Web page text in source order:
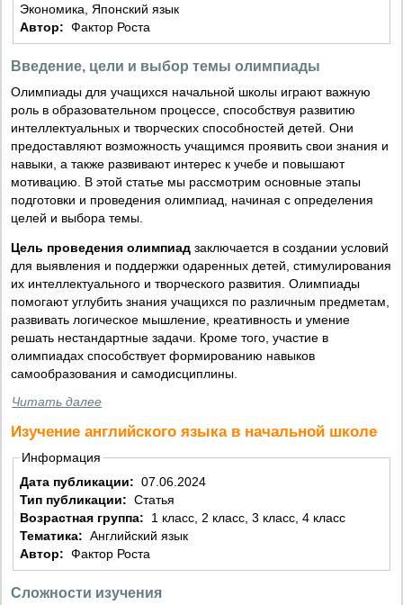
Экономика, Японский язык
Автор: Фактор Роста
Введение, цели и выбор темы олимпиады
Олимпиады для учащихся начальной школы играют важную
роль в образовательном процессе, способствуя развитию
интеллектуальных и творческих способностей детей. Они
предоставляют возможность учащимся проявить свои знания и
навыки, а также развивают интерес к учебе и повышают
мотивацию. В этой статье мы рассмотрим основные этапы
подготовки и проведения олимпиад, начиная с определения
целей и выбора темы.
Цель проведения олимпиад заключается в создании условий
для выявления и поддержки одаренных детей, стимулирования
их интеллектуального и творческого развития. Олимпиады
помогают углубить знания учащихся по различным предметам,
развивать логическое мышление, креативность и умение
решать нестандартные задачи. Кроме того, участие в
олимпиадах способствует формированию навыков
самообразования и самодисциплины.
Читать далее
Изучение английского языка в начальной школе
Информация
Дата публикации: 07.06.2024
Тип публикации: Статья
Возрастная группа:
1 класс, 2 класс, 3 класс, 4 класс
Тематика: Английский язык
Автор: Фактор Роста
Сложности изучения